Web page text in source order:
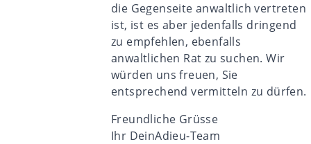
die Gegenseite anwaltlich vertreten
ist, ist es aber jedenfalls dringend
zu empfehlen, ebenfalls
anwaltlichen Rat zu suchen. Wir
würden uns freuen, Sie
entsprechendvermitteln zu dürfen.
Freundliche Grüsse
Ihr DeinAdieu-Team